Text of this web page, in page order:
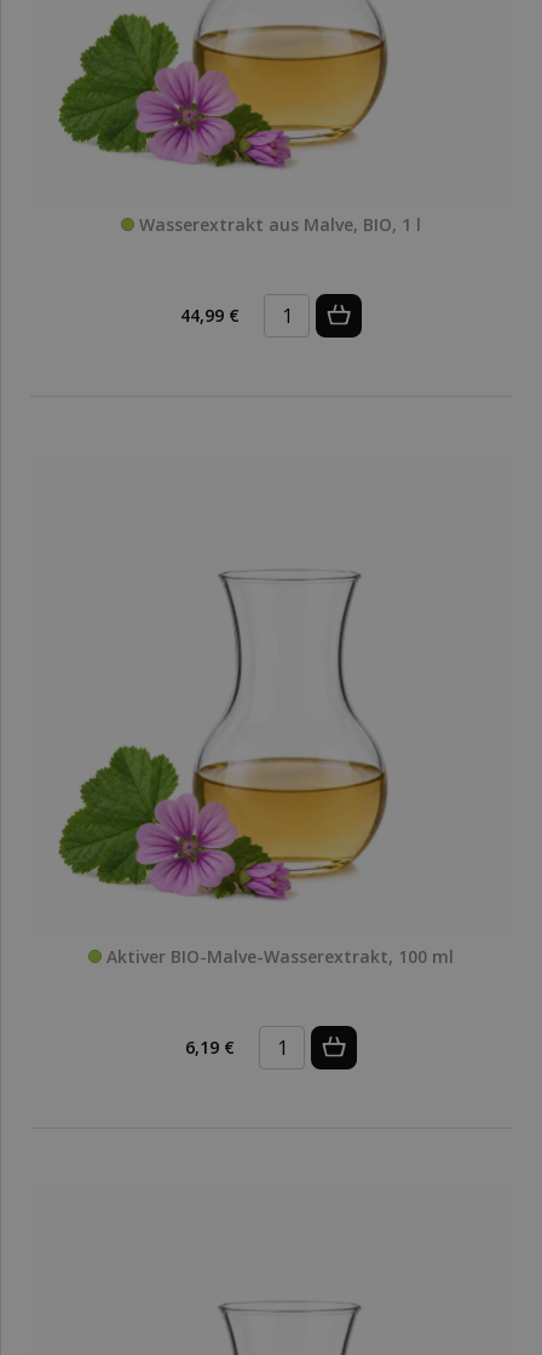
Wasserextrakt aus Malve, BIO, 1 l
44,99 €
Aktiver BIO-Malve-Wasserextrakt, 100 ml
6,19 €